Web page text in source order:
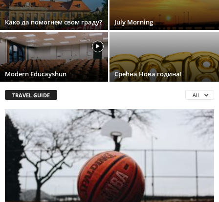
Како да помогнем свом граду? July Morning
Modern Educayshun Срећна Нова година!
TRAVEL GUIDE All